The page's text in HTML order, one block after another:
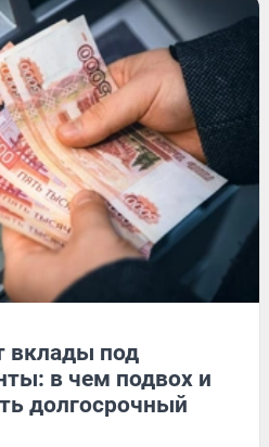
вклады под
в чем подвох и
долгосрочный